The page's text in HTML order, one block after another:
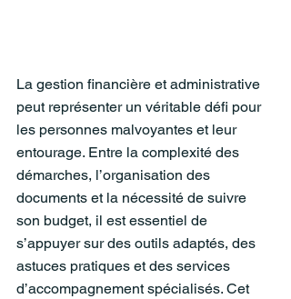
La gestion financière et administrative
peut représenter un véritable défi pour
les personnes malvoyantes et leur
entourage. Entre la complexité des
démarches, l’organisation des
documents et la nécessité de suivre
son budget, il est essentiel de
s’appuyer sur des outils adaptés, des
astuces pratiques et des services
d’accompagnement spécialisés. Cet